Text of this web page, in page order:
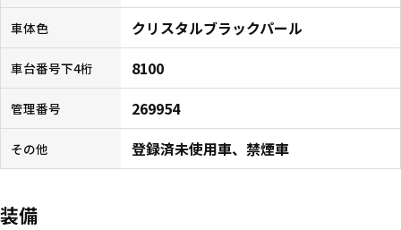
車体色 クリスタルブラックパール
車台番号下4桁 8100
管理番号 269954
その他 登録済未使用車、禁煙車
装備